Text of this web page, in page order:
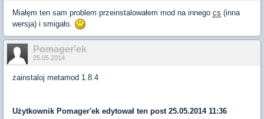
Miałęm ten sam problem przeinstalowałem mod na innego cs (inna
wersja) i smigało.
Pomager'ek
25.05.2014
zainstaloj metamod 1.8.4
Użytkownik Pomager'ek edytował ten post 25.05.2014 11:36